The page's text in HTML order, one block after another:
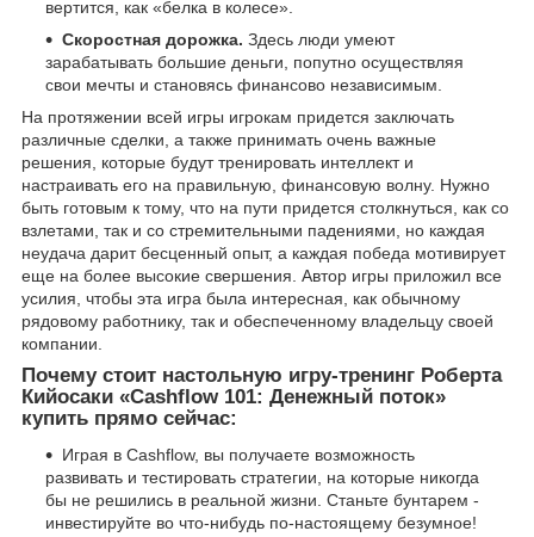
вертится, как «белка в колесе».
Скоростная дорожка. Здесь люди умеют
зарабатывать большие деньги, попутно осуществляя
свои мечты и становясь финансово независимым.
На протяжении всей игры игрокам придется заключать
различные сделки, а также принимать очень важные
решения, которые будут тренировать интеллект и
настраивать его на правильную, финансовую волну. Нужно
быть готовым к тому, что на пути придется столкнуться, как со
взлетами, так и со стремительными падениями, но каждая
неудача дарит бесценный опыт, а каждая победа мотивирует
еще на более высокие свершения. Автор игры приложил все
усилия, чтобы эта игра была интересная, как обычному
рядовому работнику, так и обеспеченному владельцу своей
компании.
Почему стоит настольную игру-тренинг Роберта
Кийосаки «Cashflow 101: Денежный поток»
купить прямо сейчас:
Играя в Cashflow, вы получаете возможность
развивать и тестировать стратегии, на которые никогда
бы не решились в реальной жизни. Станьте бунтарем -
инвестируйте во что-нибудь по-настоящему безумное!